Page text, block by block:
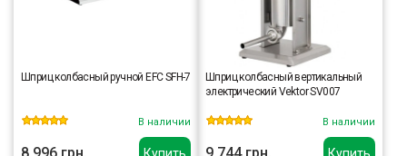
Шприц колбасный ручной EFC SFH-7
В наличии
Шприц колбасный вертикальный
электрический Vektor SV007
В наличии